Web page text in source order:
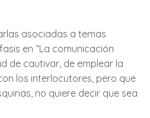
asociadas a temas
en “La comunicación
de cautivar, de emplear la
los interlocutores, pero que
no quiere decir que sea